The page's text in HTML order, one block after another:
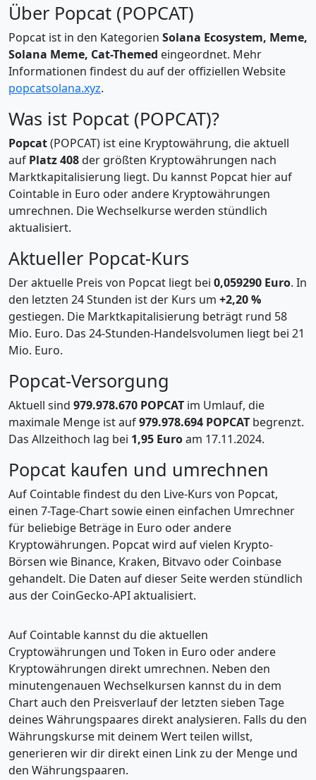
Über Popcat (POPCAT)
Popcat ist in den Kategorien Solana Ecosystem, Meme,
Solana Meme, Cat-Themed eingeordnet. Mehr
Informationen findest du auf der offiziellen Website
popcatsolana.xyz.
Was ist Popcat (POPCAT)?
Popcat(POPCAT) ist eine Kryptowährung, die aktuell
auf Platz 408der größten Kryptowährungen nach
Marktkapitalisierung liegt. Du kannst Popcat hier auf
Cointable in Euro oder andere Kryptowährungen
umrechnen. Die Wechselkurse werden stündlich
aktualisiert.
Aktueller Popcat-Kurs
Der aktuelle Preis von Popcat liegt bei 0,059290 Euro. In
den letzten 24 Stunden ist der Kurs um +2,20 %
gestiegen. Die Marktkapitalisierung beträgt rund 58
Mio. Euro. Das 24-Stunden-Handelsvolumen liegt bei 21
Mio. Euro.
Popcat-Versorgung
Aktuell sind 979.978.670 POPCAT im Umlauf, die
maximale Menge ist auf979.978.694 POPCAT begrenzt.
Das Allzeithoch lag bei 1,95 Euroam 17.11.2024.
Popcat kaufen und umrechnen
Auf Cointable findest du den Live-Kurs von Popcat,
einen 7-Tage-Chart sowie einen einfachen Umrechner
für beliebige Beträge in Euro oder andere
Kryptowährungen. Popcat wird auf vielen Krypto-
Börsen wie Binance, Kraken, Bitvavo oder Coinbase
gehandelt. Die Daten auf dieser Seite werden stündlich
aus der CoinGecko-API aktualisiert.
Auf Cointable kannst du die aktuellen
Cryptowährungen und Token in Euro oder andere
Kryptowährungen direkt umrechnen. Neben den
minutengenauen Wechselkursen kannst du in dem
Chart auch den Preisverlauf der letzten sieben Tage
deines Währungspaares direkt analysieren. Falls du den
Währungskurse mit deinem Wert teilen willst,
generieren wir dir direkt einen Link zu der Menge und
den Währungspaaren.